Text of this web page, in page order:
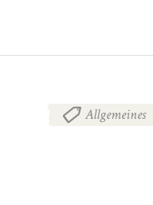
Allgemeines